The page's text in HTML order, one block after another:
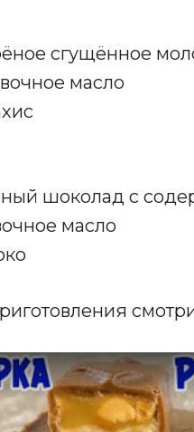
сгущённое
масло
шоколад с
масло